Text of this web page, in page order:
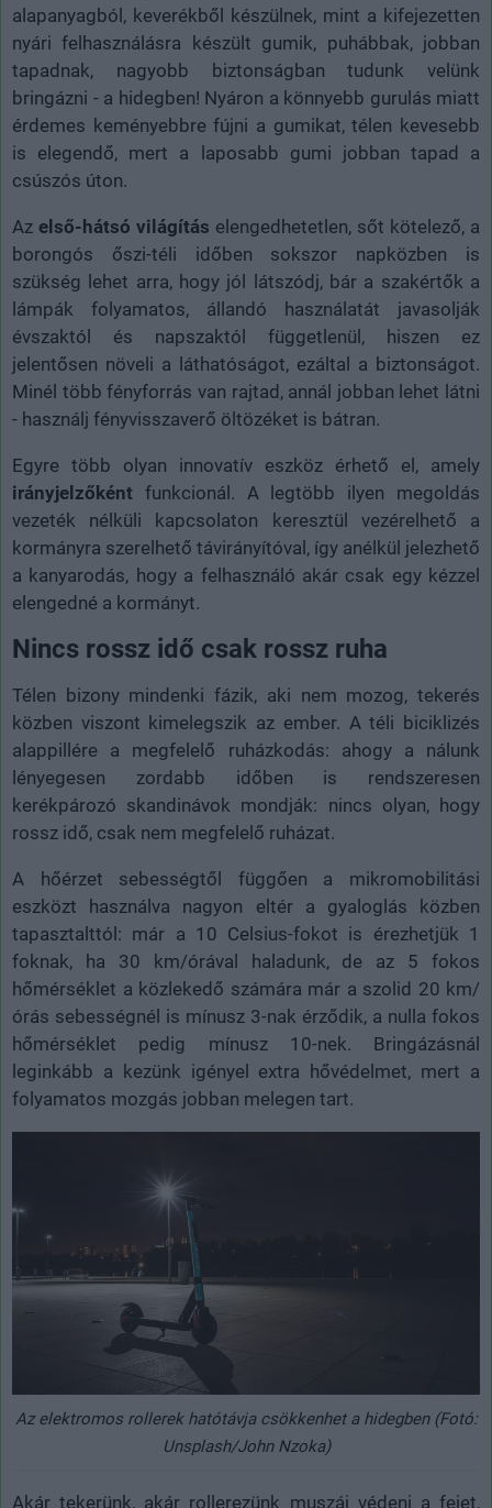
alapanyagból, keverékből készülnek, mint a kifejezetten
nyári felhasználásra készült gumik, puhábbak, jobban
tapadnak, nagyobb biztonságban tudunk velünk
bringázni - a hidegben! Nyáron a könnyebb gurulás miatt
érdemes keményebbre fújni a gumikat, télen kevesebb
is elegendő, mert a laposabb gumi jobban tapad a
csúszós úton.
Az első-hátsó világítás elengedhetetlen, sőt kötelező, a
borongós őszi-téli időben sokszor napközben is
szükség lehet arra, hogy jól látszódj, bár a szakértők a
lámpák folyamatos, állandó használatát javasolják
évszaktól és napszaktól függetlenül, hiszen ez
jelentősen növeli a láthatóságot, ezáltal a biztonságot.
Minél több fényforrás van rajtad, annál jobban lehet látni
- használj fényvisszaverő öltözéket is bátran.
Egyre több olyan innovatív eszköz érhető el, amely
irányjelzőként funkcionál. A legtöbb ilyen megoldás
vezeték nélküli kapcsolaton keresztül vezérelhető a
kormányra szerelhető távirányítóval, így anélkül jelezhető
a kanyarodás, hogy a felhasználó akár csak egy kézzel
elengedné a kormányt.
Nincs rossz idő csak rossz ruha
Télen bizony mindenki fázik, aki nem mozog, tekerés
közben viszont kimelegszik az ember. A téli biciklizés
alappillére a megfelelő ruházkodás: ahogy a nálunk
lényegesen zordabb időben is rendszeresen
kerékpározó skandinávok mondják: nincs olyan, hogy
rossz idő, csak nem megfelelő ruházat.
A hőérzet sebességtől függően a mikromobilitási
eszközt használva nagyon eltér a gyaloglás közben
tapasztalttól: már a 10 Celsius-fokot is érezhetjük 1
foknak, ha 30 km/órával haladunk, de az 5 fokos
hőmérséklet a közlekedő számára már a szolid 20 km/
órás sebességnél is mínusz 3-nak érződik, a nulla fokos
hőmérséklet pedig mínusz 10-nek. Bringázásnál
leginkább a kezünk igényel extra hővédelmet, mert a
folyamatos mozgás jobban melegen tart.
Az elektromos rollerek hatótávja csökkenhet a hidegben (Fotó:
Unsplash/John Nzoka)
Akár tekerünk, akár rollerezünk muszáj védeni a fejet,